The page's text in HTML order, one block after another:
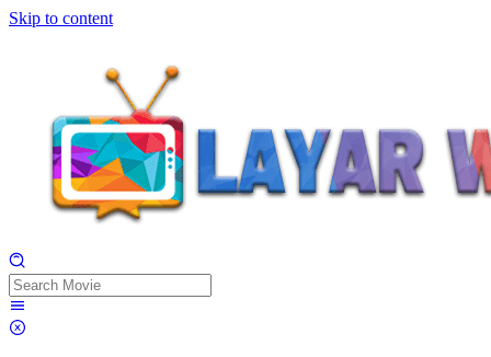
Skip to content